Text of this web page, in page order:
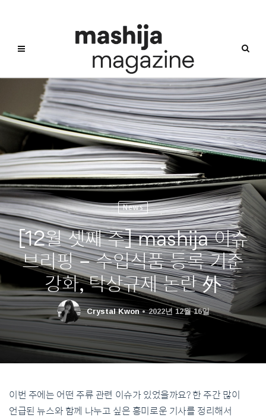
News
[12월 셋째 주] mashija 이슈
브리핑 – 수입식품 등록 기준
강화, 탁상규제 논란 外
Crystal Kwon 2022년 12월 16일
이번 주에는 어떤 주류 관련 이슈가 있었을까요? 한 주간 많이
언급된 뉴스와 함께 나누고 싶은 흥미로운 기사를 정리해서